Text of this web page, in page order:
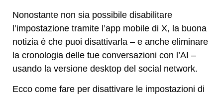
Nonostante non sia possibile disabilitare
l’impostazione tramite l’app mobile di X, la buona
notizia è che puoi disattivarla – e anche eliminare
la cronologia delle tue conversazioni con l’AI –
usando la versione desktop del social network.
Ecco come fare per disattivare le impostazioni di